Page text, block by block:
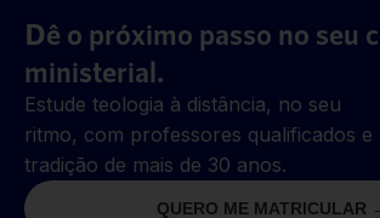
Dê o próximo passo no seu
ministerial.
Estude teologia à distância, no seu
ritmo, com professores qualificados e
tradição de mais de 30 anos.
QUERO ME MATRICULAR